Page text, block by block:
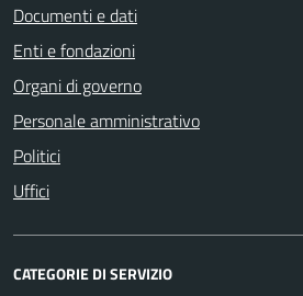
Documenti e dati
Enti e fondazioni
Organi di governo
Personale amministrativo
Politici
Uffici
CATEGORIE DI SERVIZIO